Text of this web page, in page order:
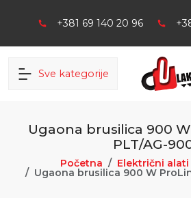
+381 69 140 20 96
Sve kategorije
Ugaona brusilica 900
PLT/AG-
Početna Električni alati
Ugaona brusilica 900 W